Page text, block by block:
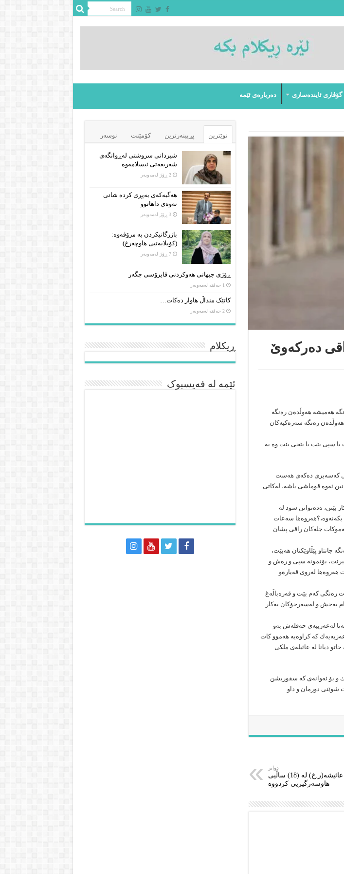
گۆڤارى ئایندەسازى دەربارەى ئێمە
دەركەوێ
ھەمیشە ھەوڵدەن رەنگە
رەنگە سەرەكیەكان
سپی بێت یا بێجی بێت وە بە
جل كەسەیری دەكەی ھەست
ئەوە قوماشی باشە، لەكاتی
بێنن، ەدەتوانن سود لە
سەعات
جلەكان راقی پشان
جانتاو پێڵاوێكتان ھەبێت،
بۆنمونە سپی و رەش و
لەروی قەبارەو
رەنگی كەم بێت و قەرەباڵەغ
بەخش و لەسەرخۆكان بەكار
لەعەزییەی حەفلەش بەو
كە كراوەیە ھەموو كات
دیانا لە عائیلەی ملكی
و بۆ ئەوانەی كە سفوریشن
شوێنی دورمان و داو
دواتر
عائیشە(ر.خ) لە (18) ساڵیی
هاوسەرگیریی كردووە
نوێترین پڕبینەرترین کۆمێنت نوسەر
شیردانی سروشتی لەڕوانگەی
شەریعەتی ئیسلامەوە
2 ڕۆژ لەمەوبەر
هەگبەکەی بەپڕی کردە شانی
نەوەی داهاتوو
3 ڕۆژ لەمەوبەر
بازرگانیکردن بە مرۆڤەوە:
(کۆیلایەتیی هاوچەرخ)
7 ڕۆژ لەمەوبەر
ڕۆژی جیهانی هەوکردنی ڤایرۆسی جگەر
1 حەفتە لەمەوبەر
کاتێک منداڵ هاوار دەکات…
2 حەفتە لەمەوبەر
ڕیکلام
ئێمە لە فەیسبوک